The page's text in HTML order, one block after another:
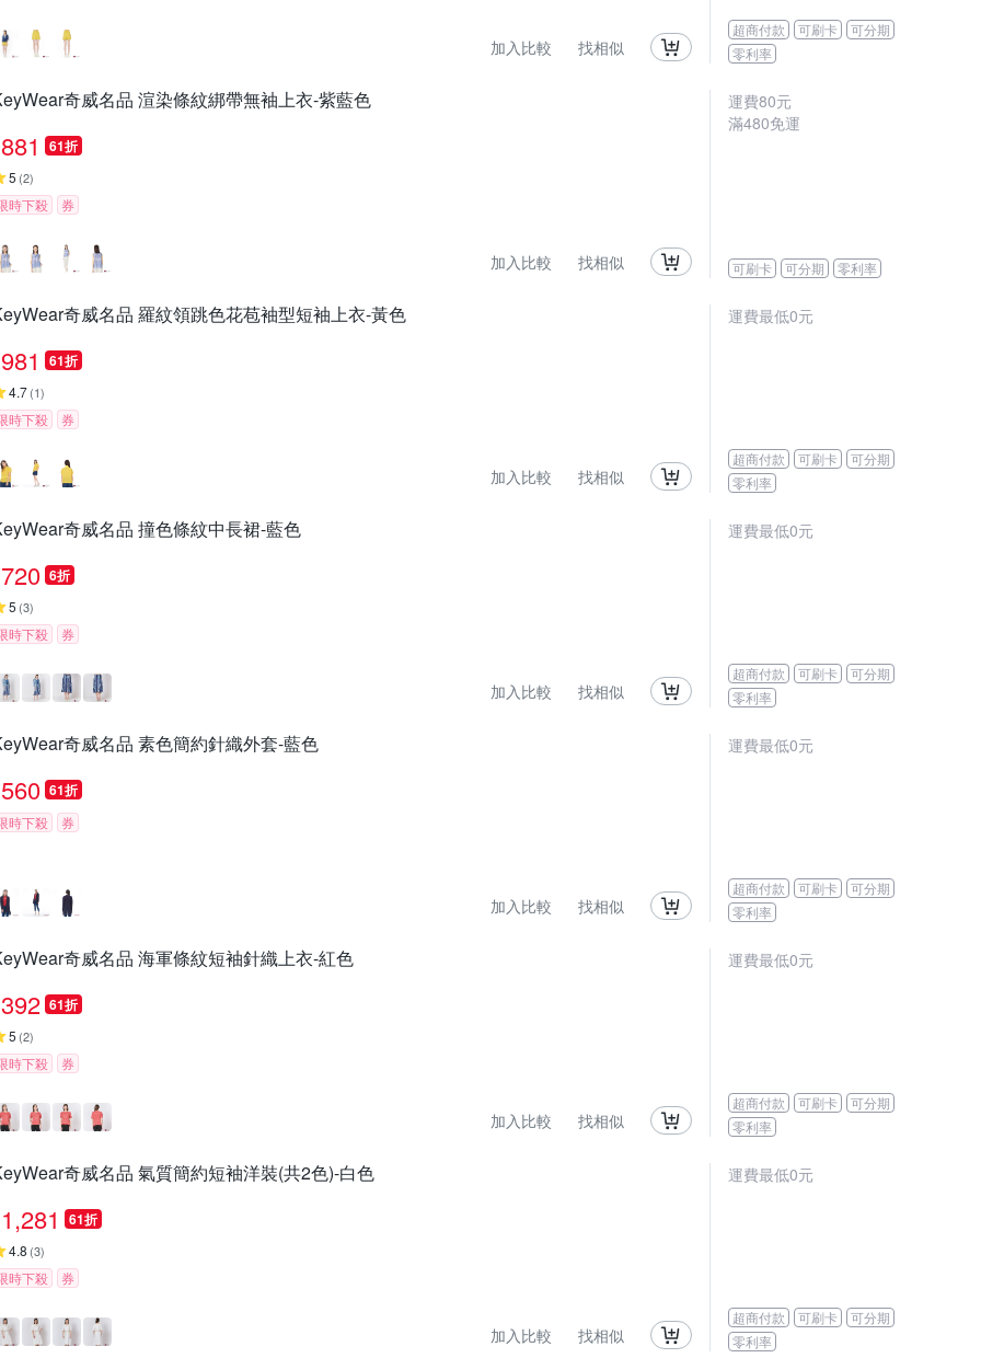
加入比較 找相似
超商付款 可刷卡
可分期
零利率
奇威名品 渲染條紋綁帶無袖上衣-紫藍色
881 61折
5 (2)
時下殺 券
加入比較 找相似
運費80元
滿480免運
可刷卡 可分期 零利率
奇威名品 羅紋領跳色花苞袖型短袖上衣-黃色
981 61折
4.7(1)
時下殺 券
加入比較 找相似
運費最低0元
超商付款 可刷卡
可分期
零利率
奇威名品 撞色條紋中長裙-藍色
720 6折
5 (3)
時下殺 券
加入比較 找相似
運費最低0元
超商付款 可刷卡
可分期
零利率
奇威名品 素色簡約針織外套-藍色
560 61折
時下殺 券
加入比較 找相似
運費最低0元
超商付款 可刷卡
可分期
零利率
奇威名品 海軍條紋短袖針織上衣-紅色
392 61折
5 (2)
時下殺 券
加入比較 找相似
運費最低0元
超商付款 可刷卡
可分期
零利率
奇威名品 氣質簡約短袖洋裝(共2色)-白色
1,281 61折
4.8 (3)
時下殺 券
加入比較 找相似
運費最低0元
超商付款 可刷卡
可分期
零利率